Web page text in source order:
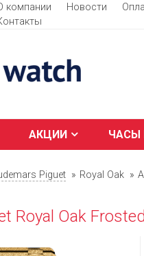
компании Новости
АКЦИИ ЧАСЫ
Piguet Royal Oak
Royal Oak